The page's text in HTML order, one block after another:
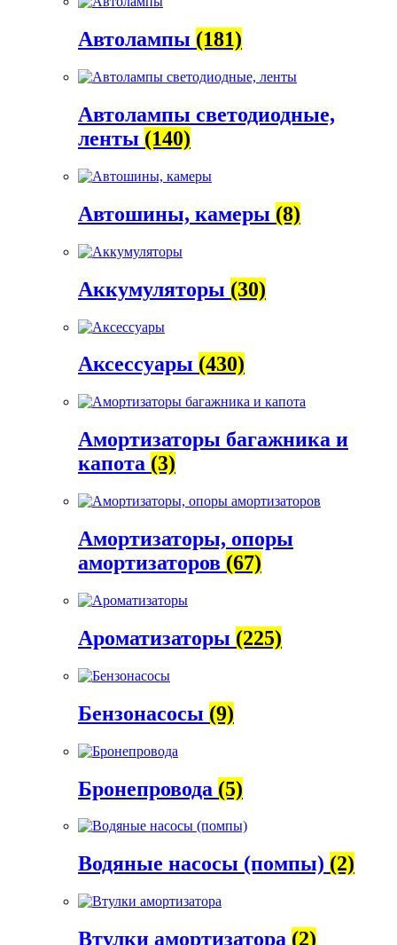
Автолампы (181)
Автолампы светодиодные,
ленты (140)
Автошины, камеры (8)
Аккумуляторы (30)
Аксессуары (430)
Амортизаторы багажника и
капота (3)
Амортизаторы, опоры
амортизаторов (67)
Ароматизаторы (225)
Бензонасосы (9)
Бронепровода (5)
Водяные насосы (помпы) (2)
Втулки амортизатора (2)